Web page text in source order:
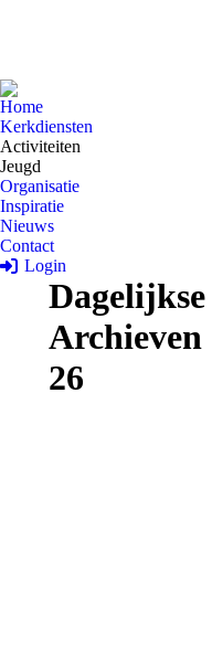
Home
Kerkdiensten
Activiteiten
Jeugd
Organisatie
Inspiratie
Nieuws
Contact
Login
Dagelijkse
Archieven
26